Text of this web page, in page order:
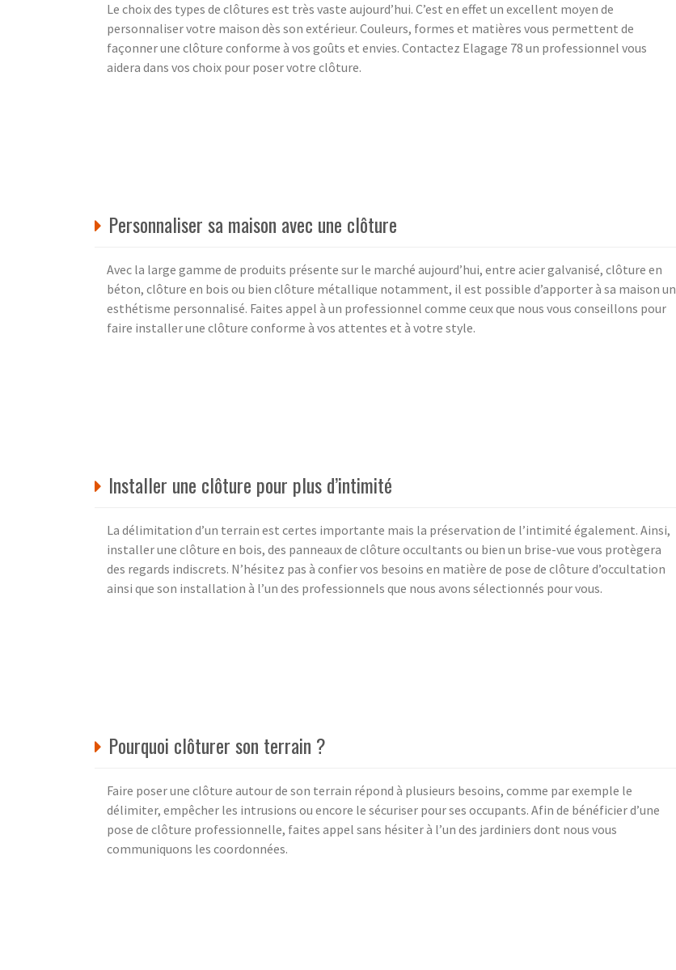
Le choix des types de clôtures est très vaste aujourd’hui. C’est en effet un excellent moyen de
personnaliser votre maison dès son extérieur. Couleurs, formes et matières vous permettent de
façonner une clôture conforme à vos goûts et envies. Contactez Elagage 78 un professionnel vous
aidera dans vos choix pour poser votre clôture.
Personnaliser sa maison avec une clôture
Avec la large gamme de produits présente sur le marché aujourd’hui, entre acier galvanisé, clôture en
béton, clôture en bois ou bien clôture métallique notamment, il est possible d’apporter à sa maison un
esthétisme personnalisé. Faites appel à un professionnel comme ceux que nous vous conseillons pour
faire installer une clôture conforme à vos attentes et à votre style.
Installer une clôture pour plus d’intimité
La délimitation d’un terrain est certes importante mais la préservation de l’intimité également. Ainsi,
installer une clôture en bois, des panneaux de clôture occultants ou bien un brise-vue vous protègera
des regards indiscrets. N’hésitez pas à confier vos besoins en matière de pose de clôture d’occultation
ainsi que son installation à l’un des professionnels que nous avons sélectionnés pour vous.
Pourquoi clôturer son terrain ?
Faire poser une clôture autour de son terrain répond à plusieurs besoins, comme par exemple le
délimiter, empêcher les intrusions ou encore le sécuriser pour ses occupants. Afin de bénéficier d’une
pose de clôture professionnelle, faites appel sans hésiter à l’un des jardiniers dont nous vous
communiquons les coordonnées.